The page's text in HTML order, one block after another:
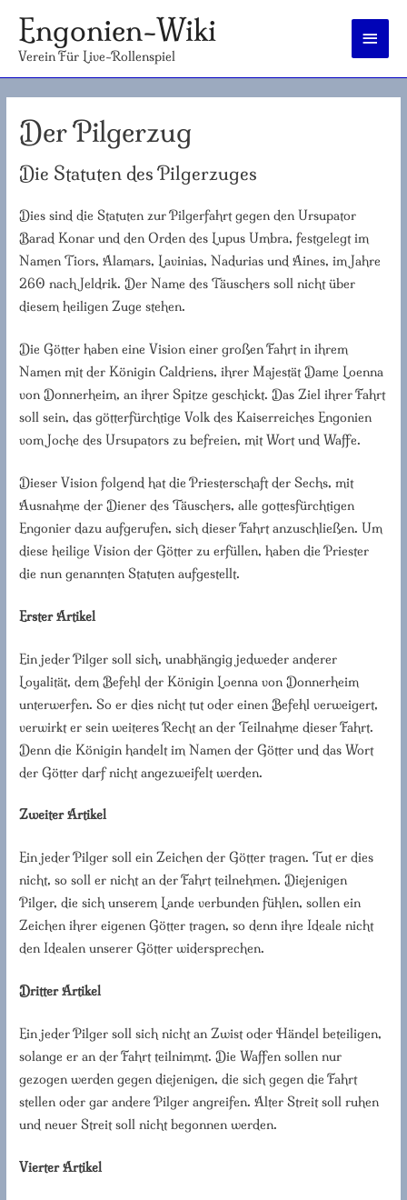
Engonien-Wiki
Verein Für Live-Rollenspiel
Der Pilgerzug
Die Statuten des Pilgerzuges
Dies sind die Statuten zur Pilgerfahrt gegen den Ursupator
Barad Konar und den Orden des Lupus Umbra, festgelegt im
Namen Tiors, Alamars, Lavinias, Nadurias und Aines, im Jahre
260 nach Jeldrik. Der Name des Täuschers soll nicht über
diesem heiligen Zuge stehen.
Die Götter haben eine Vision einer großen Fahrt in ihrem
Namen mit der Königin Caldriens, ihrer Majestät Dame Loenna
von Donnerheim, an ihrer Spitze geschickt. Das Ziel ihrer Fahrt
soll sein, das götterfürchtige Volk des Kaiserreiches Engonien
vom Joche des Ursupators zu befreien, mit Wort und Waffe.
Dieser Vision folgend hat die Priesterschaft der Sechs, mit
Ausnahme der Diener des Täuschers, alle gottesfürchtigen
Engonier dazu aufgerufen, sich dieser Fahrt anzuschließen. Um
diese heilige Vision der Götter zu erfüllen, haben die Priester
die nun genannten Statuten aufgestellt.
Erster Artikel
Ein jeder Pilger soll sich, unabhängig jedweder anderer
Loyalität, dem Befehl der Königin Loenna von Donnerheim
unterwerfen. So er dies nicht tut oder einen Befehl verweigert,
verwirkt er sein weiteres Recht an der Teilnahme dieser Fahrt.
Denn die Königin handelt im Namen der Götter und das Wort
der Götter darf nicht angezweifelt werden.
Zweiter Artikel
Ein jeder Pilger soll ein Zeichen der Götter tragen. Tut er dies
nicht, so soll er nicht an der Fahrt teilnehmen. Diejenigen
Pilger, die sich unserem Lande verbunden fühlen, sollen ein
Zeichen ihrer eigenen Götter tragen, so denn ihre Ideale nicht
den Idealen unserer Götter widersprechen.
Dritter Artikel
Ein jeder Pilger soll sich nicht an Zwist oder Händel beteiligen,
solange er an der Fahrt teilnimmt. Die Waffen sollen nur
gezogen werden gegen diejenigen, die sich gegen die Fahrt
stellen oder gar andere Pilger angreifen. Alter Streit soll ruhen
und neuer Streit soll nicht begonnen werden.
Vierter Artikel